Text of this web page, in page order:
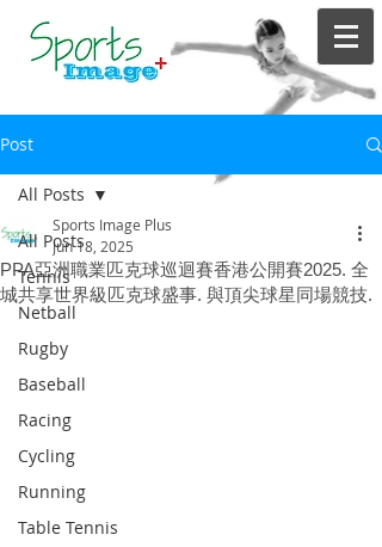
Post
All Posts
Tennis
Netball
Rugby
Baseball
Racing
Cycling
Running
Table Tennis
All Posts
PPA亞洲職業匹克球巡迴賽香港公開賽2025. 全
城共享世界級匹克球盛事. 與頂尖球星同場競技.
Sports Image Plus
Jun 18, 2025